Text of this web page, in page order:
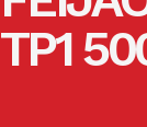
TP1